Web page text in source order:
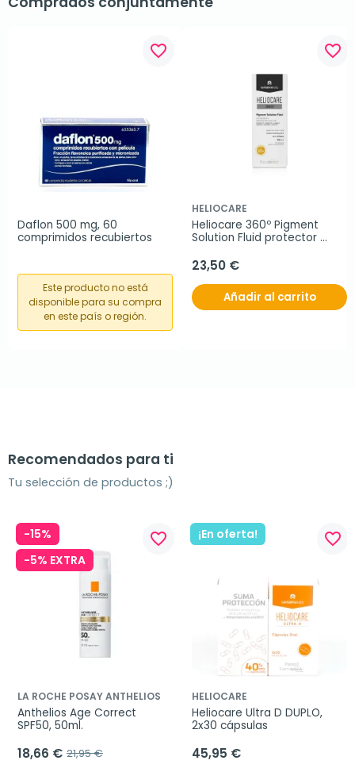
favorite_border
Daflon 500 mg, 60
comprimidos recubiertos
Este producto no está
disponible para su compra
en este país o región.
favorite_border
HELIOCARE
Heliocare 360º Pigment
Solution Fluid protector
23,50 €
Añadir al carrito
Recomendados para ti
Tu selección de productos ;)
-15%
-5% EXTRA
favorite_border
LA ROCHE POSAY ANTHELIOS
Anthelios Age Correct
SPF50, 50ml.
18,66 € 21,95 €
¡En oferta! favorite_border
HELIOCARE
Heliocare Ultra D DUPLO,
2x30 cápsulas
45,95 €